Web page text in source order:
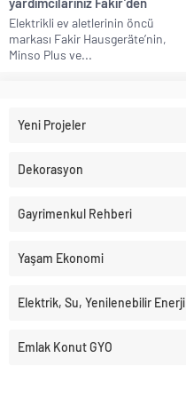
Elektrikli ev aletlerinin öncü
markası Fakir Hausgeräte’nin,
Minso Plus ve...
Yeni Projeler
Dekorasyon
Gayrimenkul Rehberi
Yaşam Ekonomi
Elektrik, Su, Yenilenebilir Enerji
Emlak Konut GYO